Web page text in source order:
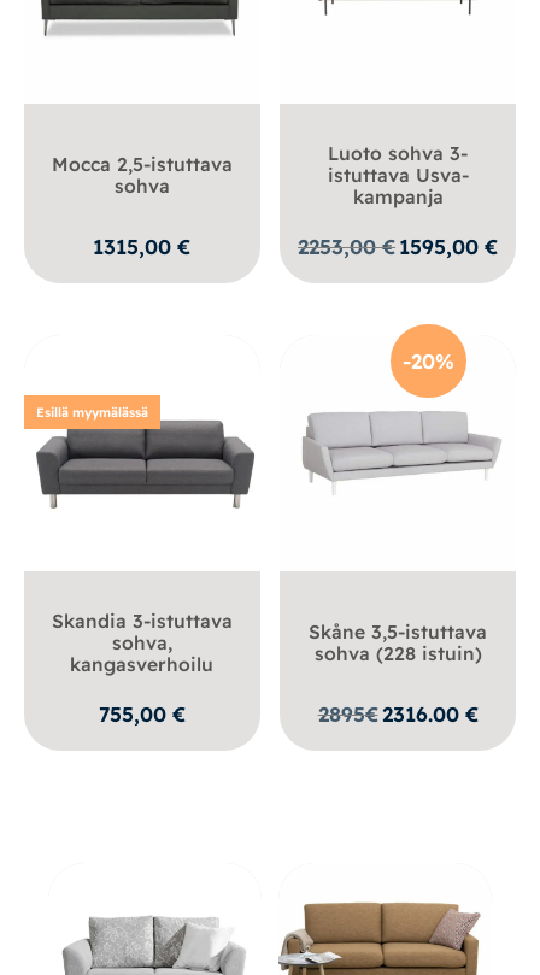
Mocca 2,5-istuttava
sohva
1315,00€
Luoto sohva 3-
istuttava Usva-
kampanja
2253,00€ Alkuperäinen
oli:
1595,00€
hinta
Esillä myymälässä
Skandia 3-istuttava
sohva,
kangasverhoilu
755,00 €
-20%
Skåne 3,5-istuttava
sohva (228 istuin)
2895€2316.00 €